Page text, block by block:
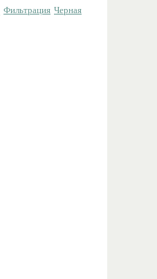
Фильтрация Черная